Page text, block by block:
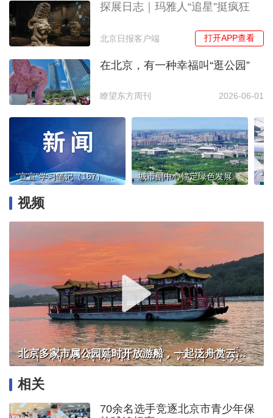
探展日志｜玛雅人“追星”挺疯狂
北京日报客户端 打开APP查看
在北京，有一种幸福叫“逛公园”
瞭望东方周刊 2026-06-01
“宣宣”学习笔记（167）丨深学笃行正确政绩观 奋力创造经得起检验的实绩 城市副中心锚定绿色发展主线
视频
北京多家市属公园延时开放游船，一起泛舟赏云霞！
相关
70余名选手竞逐北京市青少年保